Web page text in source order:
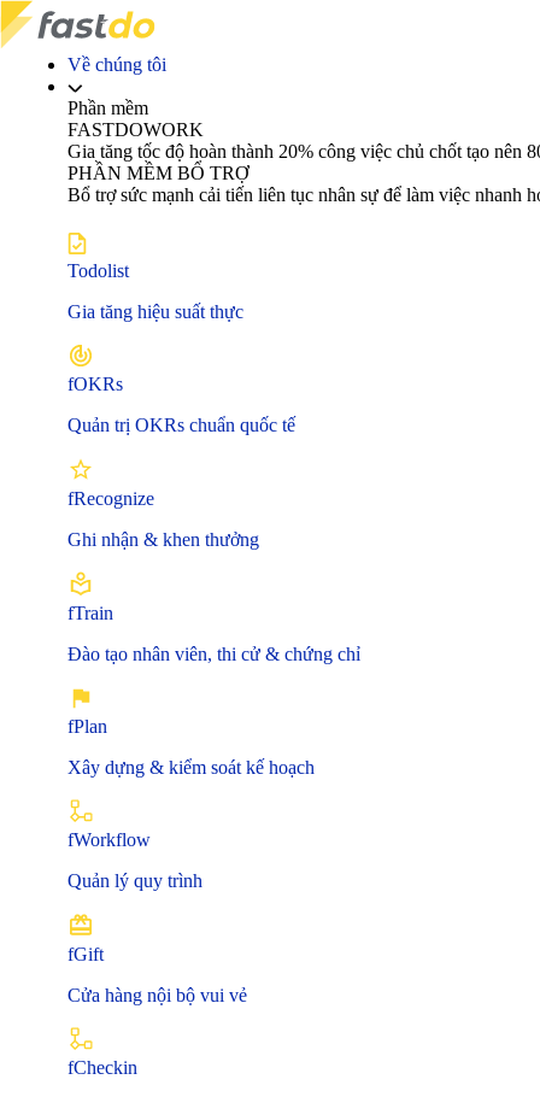
Về chúng tôi
Phần mềm
FASTDOWORK
Gia tăng tốc độ hoàn thành 20% công việc chủ chốt tạo nên
PHẦN MỀM BỔ TRỢ
Bổ trợ sức mạnh cải tiến liên tục nhân sự để làm việc nhanh
Todolist
Gia tăng hiệu suất thực
fOKRs
Quản trị OKRs chuẩn quốc tế
fRecognize
Ghi nhận & khen thưởng
fTrain
Đào tạo nhân viên, thi cử & chứng chỉ
fPlan
Xây dựng & kiểm soát kế hoạch
fWorkflow
Quản lý quy trình
fGift
Cửa hàng nội bộ vui vẻ
fCheckin